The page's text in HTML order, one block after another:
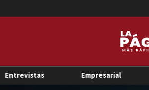
Entrevistas Empresarial